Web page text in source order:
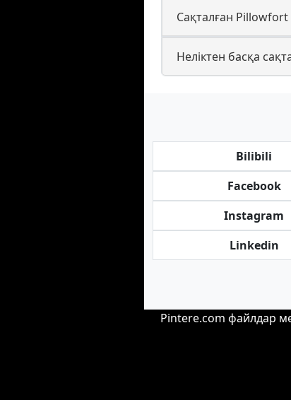
Сақталған
Неліктен басқа
Bilibili
Facebook
Instagram
Linkedin
Pintere.com файлдар